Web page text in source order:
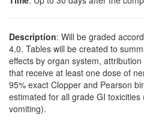
Description: Will be graded
4.0. Tables will be created to
effects by organ system,
that receive at least one dose of
95% exact Clopper and Pearson
estimated for all grade GI
vomiting).